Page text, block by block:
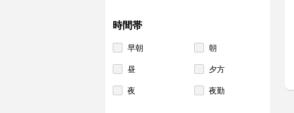
時間帯
早朝 朝
昼 夕方
夜 夜勤